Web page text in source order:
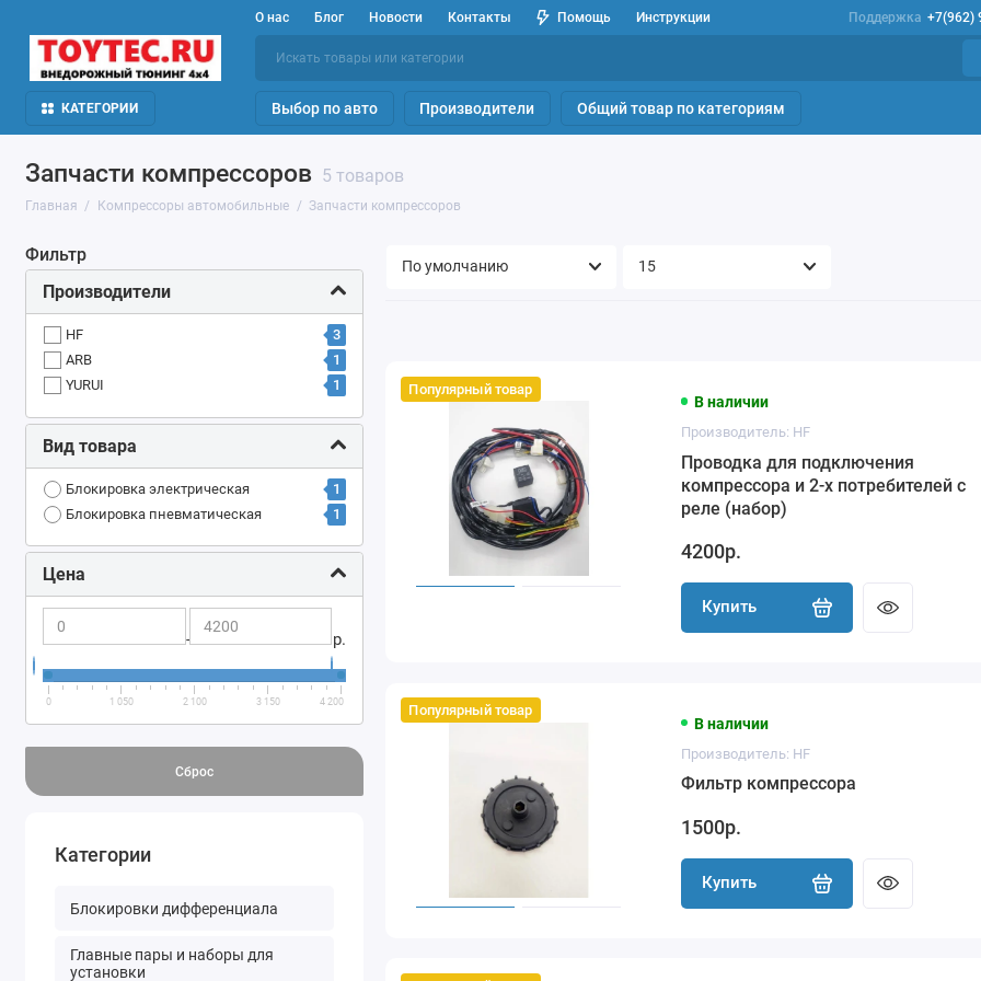
О нас Блог Новости Контакты Помощь Инструкции Поддержка +7(962)
КАТЕГОРИИ Выбор по авто Производители Общий товар по категориям
Запчасти компрессоров 5 товаров
Главная Компрессоры автомобильные Запчасти компрессоров
Фильтр
Производители
HF
3
ARB
1
YURUI
1
Вид товара
Блокировка электрическая
1
Блокировка пневматическая
1
Цена
- р.
0 1 050 2 100 3 150 4 200
Сброс
Категории
Блокировки дифференциала
Главные пары и наборы для
установки
Популярный товар
В наличии
Производитель: HF
Проводка для подключения
компрессора и 2-х потребителей с
реле (набор)
4200р.
Купить
Популярный товар
В наличии
Производитель: HF
Фильтр компрессора
1500р.
Купить